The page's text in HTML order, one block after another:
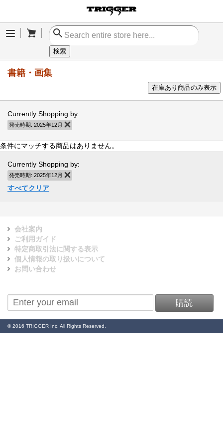
Menu
検索
書籍・画集
在庫あり商品のみ表示
Currently Shopping by:
発売時期: 2025年12月
条件にマッチする商品はありません。
Currently Shopping by:
発売時期: 2025年12月
すべてクリア
会社案内
ご利用ガイド
特定商取引法に関する表示
個人情報の取り扱いについて
お問い合わせ
購読
© 2016 TRIGGER Inc. All Rights Reserved.